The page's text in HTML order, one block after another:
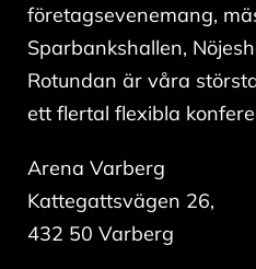
företagsevenemang,
Sparbankshallen,
Rotundan är våra
ett flertal flexibla
Arena Varberg
Kattegattsvägen 26,
432 50 Varberg